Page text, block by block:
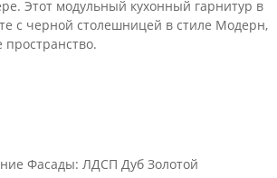
Этот модульный кухонный гарнитур в
с черной столешницей в стиле Модерн,
Фасады: ЛДСП Дуб Золотой